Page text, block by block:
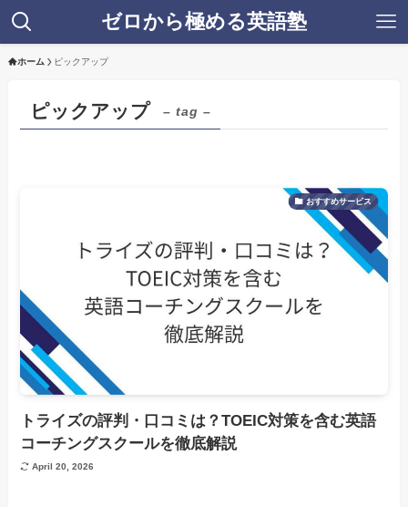
ゼロから極める英語塾
ホーム ピックアップ
ピックアップ – tag –
おすすめサービス
トライズの評判・口コミは？TOEIC対策を含む英語
コーチングスクールを徹底解説
April 20, 2026